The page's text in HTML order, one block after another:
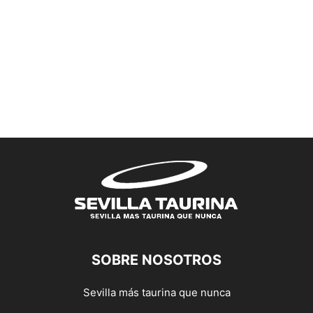
SOBRE NOSOTROS
Sevilla más taurina que nunca